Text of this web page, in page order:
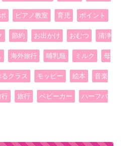
ピアノ教室 育児 ポイント
節約 お出かけ おむつ 清浄
海外旅行 哺乳瓶 ミルク 母
クラス モッピー 絵本 音楽
行 旅行 ベビーカー ハーフバ